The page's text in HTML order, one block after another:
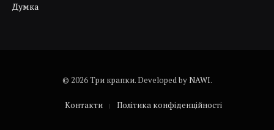
Думка
© 2026 Три крапки. Developed byNAWI.
Контакти Політика конфіденційності